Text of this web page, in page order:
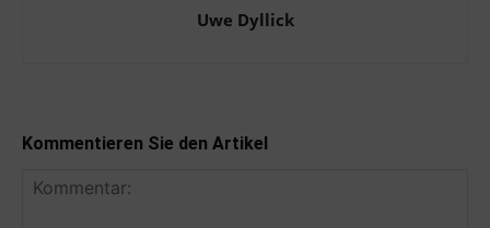
Uwe Dyllick
Kommentieren Sie den Artikel